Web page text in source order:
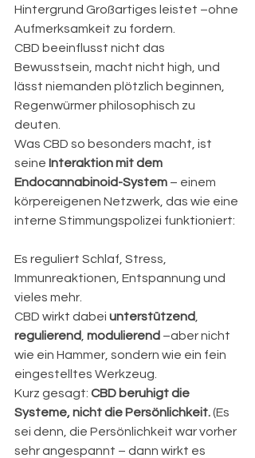
Hintergrund Großartiges leistet –ohne
Aufmerksamkeit zu fordern.
CBD beeinflusst nicht das
Bewusstsein, macht nicht high, und
lässt niemanden plötzlich beginnen,
Regenwürmer philosophisch zu
deuten.
Was CBD so besonders macht, ist
seine Interaktion mit dem
Endocannabinoid-System – einem
körpereigenen Netzwerk, das wie eine
interne Stimmungspolizei funktioniert:
Es reguliert Schlaf, Stress,
Immunreaktionen, Entspannung und
vieles mehr.
CBD wirkt dabei unterstützend
regulierend modulierend –aber nicht
wie ein Hammer, sondern wie ein fein
eingestelltes Werkzeug.
Kurz gesagt: CBD beruhigt die
Systeme, nicht die Persönlichkeit. (Es
sei denn, die Persönlichkeit war vorher
sehr angespannt – dann wirkt es